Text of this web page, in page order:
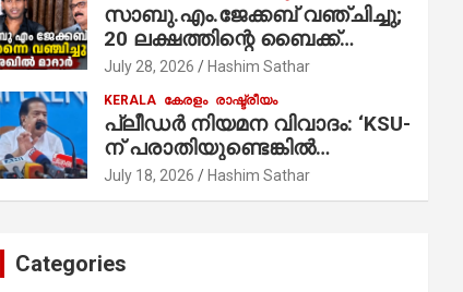
സാബു.എം.ജേക്കബ് വഞ്ചിച്ചു;
20 ലക്ഷത്തിന്റെ ബൈക്ക്
വിറ്റാണ് തൃക്കാക്കരയില്‍
മത്സരിച്ചത്! പ്രചാരണത്തിന്
രണ്ടേ രണ്ടുപേര്‍ മാത്രമാണ്
ഉണ്ടായിരുന്നത്; സാബുവിന്റേത്
വ്യക്തിപരമായ നേട്ടത്തിനുള്ള
പാര്‍ട്ടി; ഇപ്പോള്‍ ഫോണ്‍
വിളിച്ചാല്‍ എടുക്കില്ല;
ദുരനുഭവങ്ങള്‍ തുറന്നടിച്ച്
അഖില്‍ മാരാര്‍ ട്വന്റി 20 വിട്ടു
July 28, 2026 Hashim Sathar
KERALA കേരളം രാഷ്ട്രീയം
പ്ലീഡർ നിയമന വിവാദം: ‘KSU-
ന് പരാതിയുണ്ടെങ്കിൽ
പരിശോധിക്കും’; രമേശ്
ചെന്നിത്തല
July 18, 2026 Hashim Sathar
Categories